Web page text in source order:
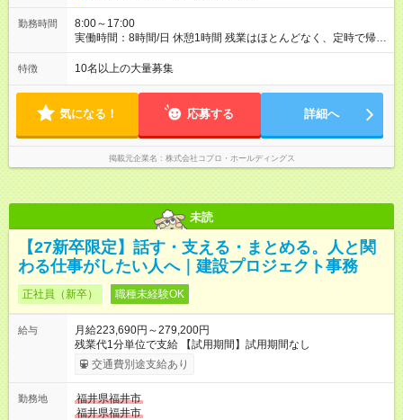
勤務時間
8:00～17:00
実働時間：8時間/日 休憩1時間 残業はほとんどなく、定時で帰れ
る日が多い働き方です。 毎日の業務は進捗管理や事務が中心な
ので、 「今日やるべき仕事」が終われば、自然と区切りをつけ
方を大切にしています。
特徴 10名以上の大量募集
気になる！ 応募する 詳細へ
掲載元企業名 株式会社コプロ・ホールディングス
未読
【27新卒限定】話す・支える・まとめる。人と関
わる仕事がしたい人へ｜建設プロジェクト事務
正社員（新卒） 職種未経験OK
給与
月給223,690円～279,200円
残業代1分単位で支給 【試用期間】試用期間なし
交通費別途支給あり
勤務地
福井県福井市
福井県福井市